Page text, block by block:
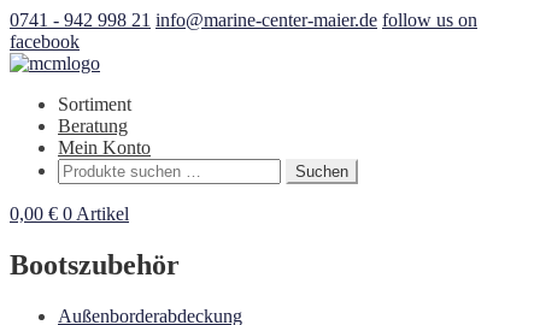
0741 - 942 998 21 info@marine-center-maier.de follow us on
facebook
Sortiment
Beratung
Mein Konto
Suchen
nach:
Suchen
0,00 € 0 Artikel
Bootszubehör
Außenborderabdeckung